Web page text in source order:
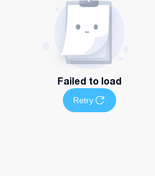
Failed to load
Retry